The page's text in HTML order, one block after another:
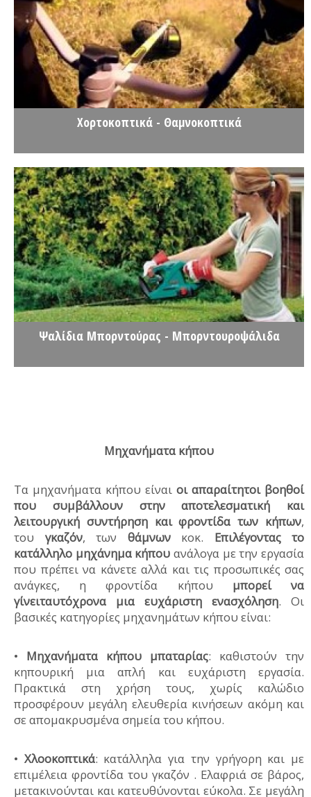
Χορτοκοπτικά - Θαμνοκοπτικά
Ψαλίδια Μπορντούρας - Μπορντουροψάλιδα
Μηχανήματα κήπου
Τα μηχανήματα κήπου είναι οι απαραίτητοι βοηθοί
που συμβάλλουν στην αποτελεσματική και
λειτουργική συντήρηση και φροντίδα των κήπων,
του γκαζόν, των θάμνωνκοκ. Επιλέγοντας το
κατάλληλο μηχάνημα κήπου ανάλογα με την εργασία
που πρέπει να κάνετε αλλά και τις προσωπικές σας
ανάγκες, η φροντίδα κήπου μπορεί να
γίνειταυτόχρονα μια ευχάριστη ενασχόληση. Οι
βασικές κατηγορίες μηχανημάτων κήπου είναι:
• Μηχανήματα κήπου μπαταρίας: καθιστούν την
κηπουρική μια απλή και ευχάριστη εργασία.
Πρακτικά στη χρήση τους, χωρίς καλώδιο
προσφέρουν μεγάλη ελευθερία κινήσεων ακόμη και
σε απομακρυσμένα σημεία του κήπου.
• Χλοοκοπτικά: κατάλληλα για την γρήγορη και με
επιμέλεια φροντίδα του γκαζόν . Ελαφριά σε βάρος,
μετακινούνται και κατευθύνονται εύκολα. Σε μεγάλη